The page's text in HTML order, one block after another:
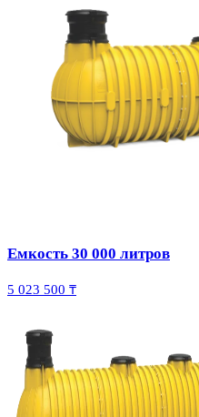
Емкость 30 000 литров
5 023 500 ₸